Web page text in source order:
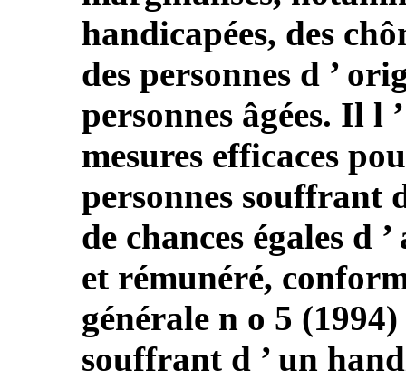
handicapées, des
des personnes d ’
personnes âgées. Il l
mesures efficaces
personnes souffrant
de chances égales d
et rémunéré,
générale n o 5
souffrant d ’ un